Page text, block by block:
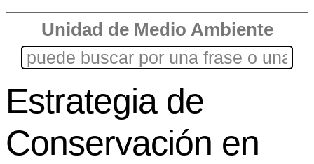
Unidad de Medio Ambiente
Estrategia de
Conservación en